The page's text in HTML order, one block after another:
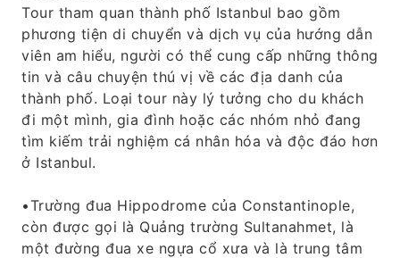
Tour tham quan thành phố Istanbul bao gồm
phương tiện di chuyển và dịch vụ của hướng dẫn
viên am hiểu, người có thể cung cấp những thông
tin và câu chuyện thú vị về các địa danh của
thành phố. Loại tour này lý tưởng cho du khách
đi một mình, gia đình hoặc các nhóm nhỏ đang
tìm kiếm trải nghiệm cá nhân hóa và độc đáo hơn
ở Istanbul.
•Trường đua Hippodrome của Constantinople,
còn được gọi là Quảng trường Sultanahmet, là
một đường đua xe ngựa cổ xưa và là trung tâm